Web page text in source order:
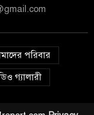
পরিবার
গ্যালারী